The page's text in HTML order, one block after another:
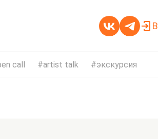
call artist talk экскурсия